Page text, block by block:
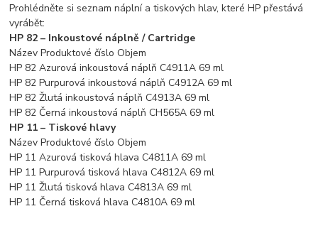
Prohlédněte si seznam náplní a tiskových hlav, které HP přestává
vyrábět:
HP 82 – Inkoustové náplně / Cartridge
Název Produktové číslo Objem
HP 82 Azurová inkoustová náplň C4911A 69 ml
HP 82 Purpurová inkoustová náplň C4912A 69 ml
HP 82 Žlutá inkoustová náplň C4913A 69 ml
HP 82 Černá inkoustová náplň CH565A 69 ml
HP 11 – Tiskové hlavy
Název Produktové číslo Objem
HP 11 Azurová tisková hlava C4811A 69 ml
HP 11 Purpurová tisková hlava C4812A 69 ml
HP 11 Žlutá tisková hlava C4813A 69 ml
HP 11 Černá tisková hlava C4810A 69 ml